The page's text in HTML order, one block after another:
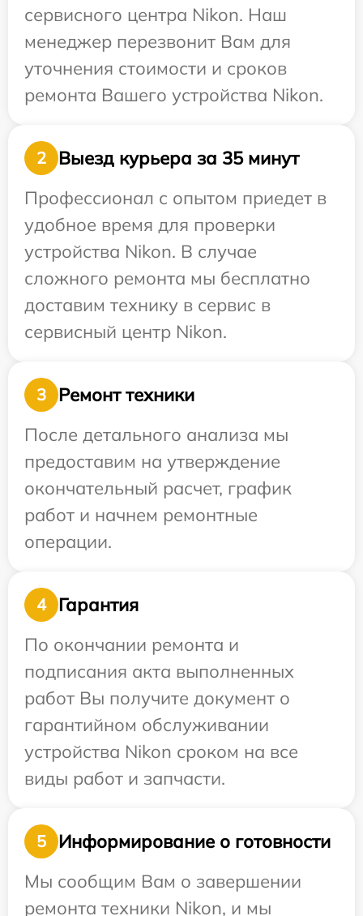
сервисного центра Nikon. Наш
менеджер перезвонит Вам для
уточнения стоимости и сроков
ремонта Вашего устройства Nikon.
2
Выезд курьера за 35 минут
Профессионал с опытом приедет в
удобное время для проверки
устройства Nikon. В случае
сложного ремонта мы бесплатно
доставим технику в сервис в
сервисный центр Nikon.
3
Ремонт техники
После детального анализа мы
предоставим на утверждение
окончательный расчет, график
работ и начнем ремонтные
операции.
4
Гарантия
По окончании ремонта и
подписания акта выполненных
работ Вы получите документ о
гарантийном обслуживании
устройства Nikon сроком на все
виды работ и запчасти.
5
Информирование о готовности
Мы сообщим Вам о завершении
ремонта техники Nikon, и мы